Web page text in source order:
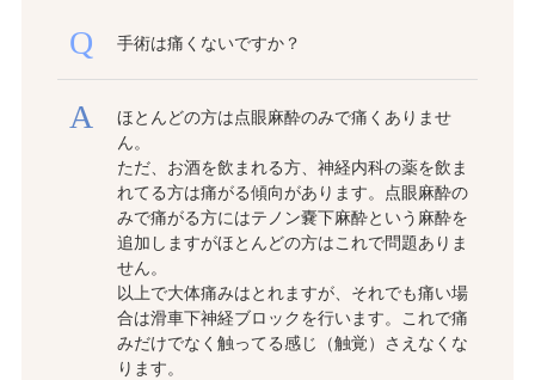
手術は痛くないですか？
ほとんどの方は点眼麻酔のみで痛くありませ
ん。
ただ、お酒を飲まれる方、神経内科の薬を飲ま
れてる方は痛がる傾向があります。点眼麻酔の
みで痛がる方にはテノン嚢下麻酔という麻酔を
追加しますがほとんどの方はこれで問題ありま
せん。
以上で大体痛みはとれますが、それでも痛い場
合は滑車下神経ブロックを行います。これで痛
みだけでなく触ってる感じ（触覚）さえなくな
ります。